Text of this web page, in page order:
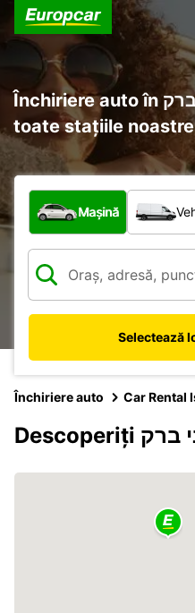
Închiriere auto în בני ברק : Descoperiți
toate stațiile noastre
Ce tip de vehicul?
Mașină
Selectează
Închiriere auto Car Rental